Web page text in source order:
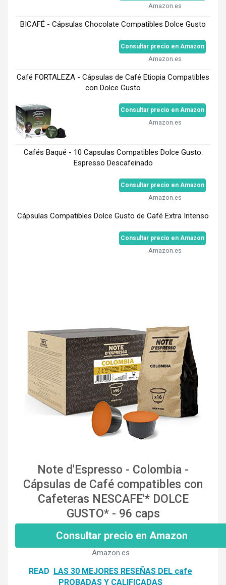
Amazon.es
BICAFÉ - Cápsulas Chocolate Compatibles Dolce Gusto
Consultar precio en Amazon
Amazon.es
Café FORTALEZA - Cápsulas de Café Etiopia Compatibles
con Dolce Gusto
Consultar precio en Amazon
Amazon.es
Cafés Baqué - 10 Capsulas Compatibles Dolce Gusto.
Espresso Descafeinado
Consultar precio en Amazon
Amazon.es
Cápsulas Compatibles Dolce Gusto de Café Extra Intenso
Consultar precio en Amazon
Amazon.es
Note d'Espresso - Colombia -
Cápsulas de Café compatibles con
Cafeteras NESCAFE'* DOLCE
GUSTO* - 96 caps
Consultar precio en Amazon
Amazon.es
READ LAS 30 MEJORES RESEÑAS DEL cafe
PROBADAS Y CALIFICADAS